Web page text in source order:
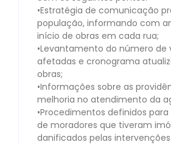
•Estratégia de comunicação
população, informando com
início de obras em cada rua;⠀
•Levantamento do número de
afetadas e cronograma
obras;⠀
•Informações sobre as
melhoria no atendimento da
•Procedimentos definidos
de moradores que tiveram
danificados pelas intervenções